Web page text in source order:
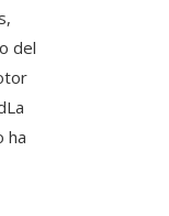
del
ha